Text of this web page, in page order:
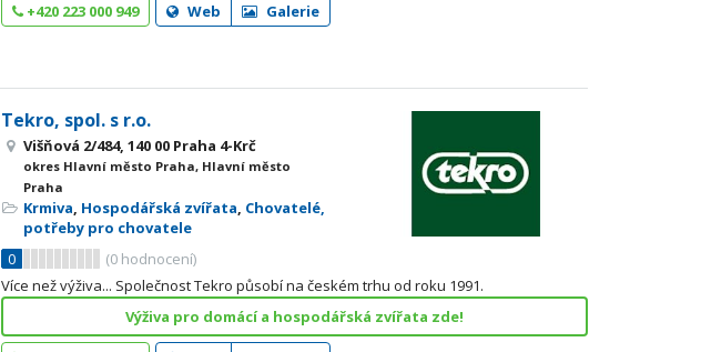
+420 223 000 949
Web Galerie
Tekro, spol. s r.o.
Višňová 2/484, 140 00 Praha 4-Krč
okres Hlavní město Praha, Hlavní město
Praha
Krmiva, Hospodářská zvířata, Chovatelé,
potřeby pro chovatele
0
(0 hodnocení)
Více než výživa... Společnost Tekro působí na českém trhu od roku 1991.
Výživa pro domácí a hospodářská zvířata zde!